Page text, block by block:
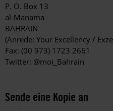
P. O. Box 13
al-Manama
BAHRAIN
(Anrede: Your Excellency /
Fax: (00 973) 1723 2661
Twitter: @moi_Bahrain
Sende eine Kopie an